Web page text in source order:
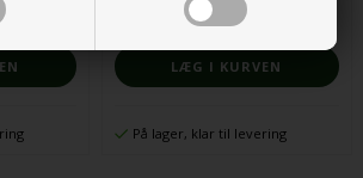
63,00 DKK
På lager, klar til levering